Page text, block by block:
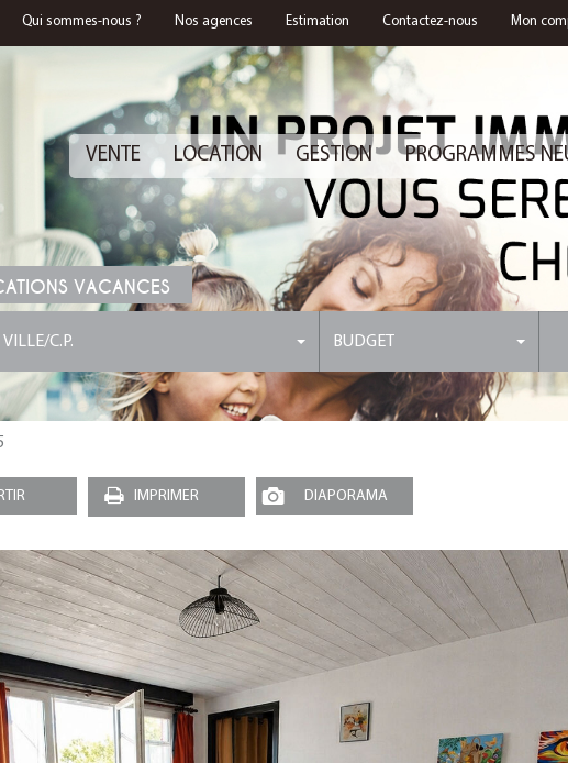
Qui sommes-nous ? Nos agences Estimation Contactez-nous Mon
VENTE LOCATION GESTION PROGRAMMES
VACANCES
VILLE/C.P. BUDGET
IMPRIMER DIAPORAMA